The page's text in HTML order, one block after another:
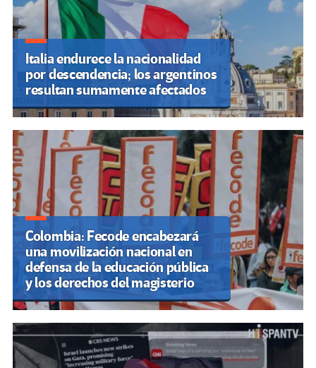
Italia endurece la nacionalidad
por descendencia; los argentinos
resultan sumamente afectados
Colombia: Fecode encabezará
una movilización nacional en
defensa de la educación pública
y los derechos del magisterio